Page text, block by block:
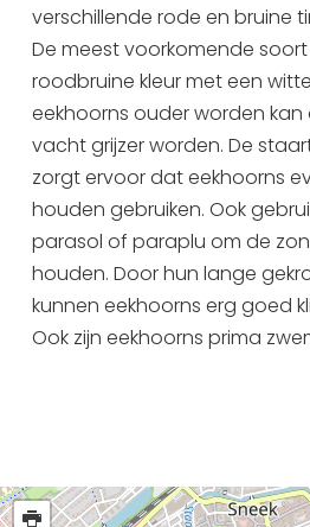
Interactieve plattegrond van
Winkelen in Sneek
Bootverhuur
verschillende rode en bruine
De meest voorkomende
roodbruine kleur met een
eekhoorns ouder worden kan
vacht grijzer worden. De
zorgt ervoor dat eekhoorns
houden gebruiken. Ook
parasol of paraplu om de
houden. Door hun lange
kunnen eekhoorns erg goed
Ook zijn eekhoorns prima